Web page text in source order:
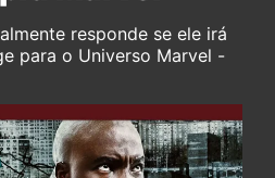
responde se ele irá
para o Universo Marvel -